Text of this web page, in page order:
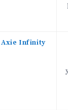
Axie Infinity